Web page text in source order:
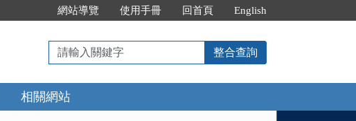
網站導覽 使用手冊 回首頁 English
請
輸
入
關
鍵
整合查詢
相關網站